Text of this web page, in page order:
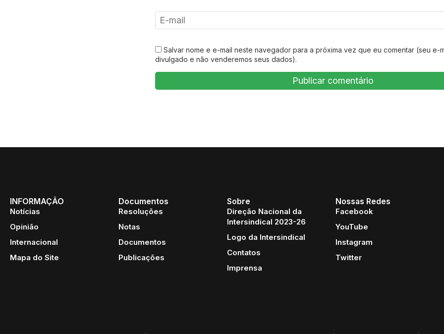
Salvar nome e e-mail neste navegador para a próxima vez que eu comentar (seu e-
divulgado e não venderemos seus dados).
INFORMAÇÃO
Notícias
Opinião
Internacional
Mapa do Site
Documentos
Resoluções
Notas
Documentos
Publicações
Sobre
Direção Nacional da
Intersindical 2023-26
Logo da Intersindical
Contatos
Imprensa
Nossas Redes
Facebook
YouTube
Instagram
Twitter